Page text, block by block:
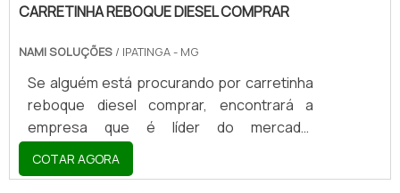
CARRETINHA REBOQUE DIESEL COMPRAR
NAMI SOLUÇÕES / IPATINGA - MG
Se alguém está procurando por carretinha
reboque diesel comprar, encontrará a
empresa que é líder do mercado.
Elaborando uma cotação na vitrine que se
chama Soluções Industriais e descobrindo
COTAR AGORA